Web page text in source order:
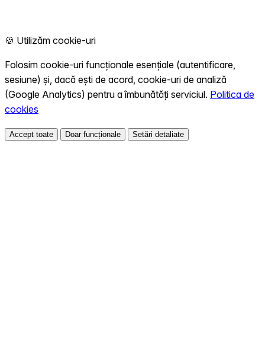
🍪 Utilizăm cookie-uri
Folosim cookie-uri funcționale esențiale (autentificare,
sesiune) și, dacă ești de acord, cookie-uri de analiză
(Google Analytics) pentru a îmbunătăți serviciul. Politica de
cookies
Accept toate Doar funcționale Setări detaliate